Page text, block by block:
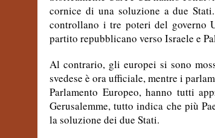
cornice di una soluzione a due
controllano i tre poteri del governo
partito repubblicano verso Israele e
Al contrario, gli europei si sono
svedese è ora ufficiale, mentre i
Parlamento Europeo, hanno tutti
Gerusalemme, tutto indica che più
la soluzione dei due Stati.